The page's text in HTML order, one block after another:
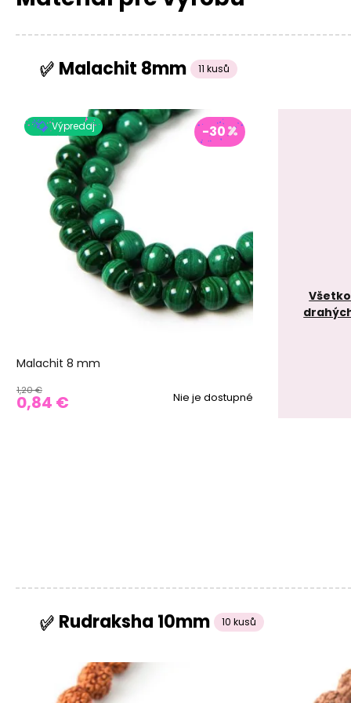
Malachit 8mm 11 kusů
Výpredaj -30
Malachit 8 mm
1,20 €
0,84 € Nie je dostupné
Rudraksha 10mm 10 kusů